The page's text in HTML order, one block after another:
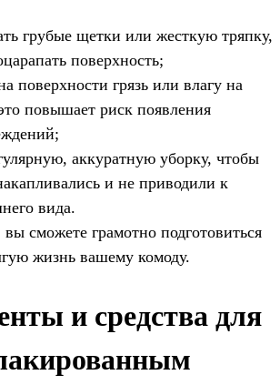
грубые щетки или жесткую тряпку,
поверхность;
поверхности грязь или влагу на
повышает риск появления
аккуратную уборку, чтобы
и не приводили к
вида.
сможете грамотно подготовиться
жизнь вашему комоду.
и средства для